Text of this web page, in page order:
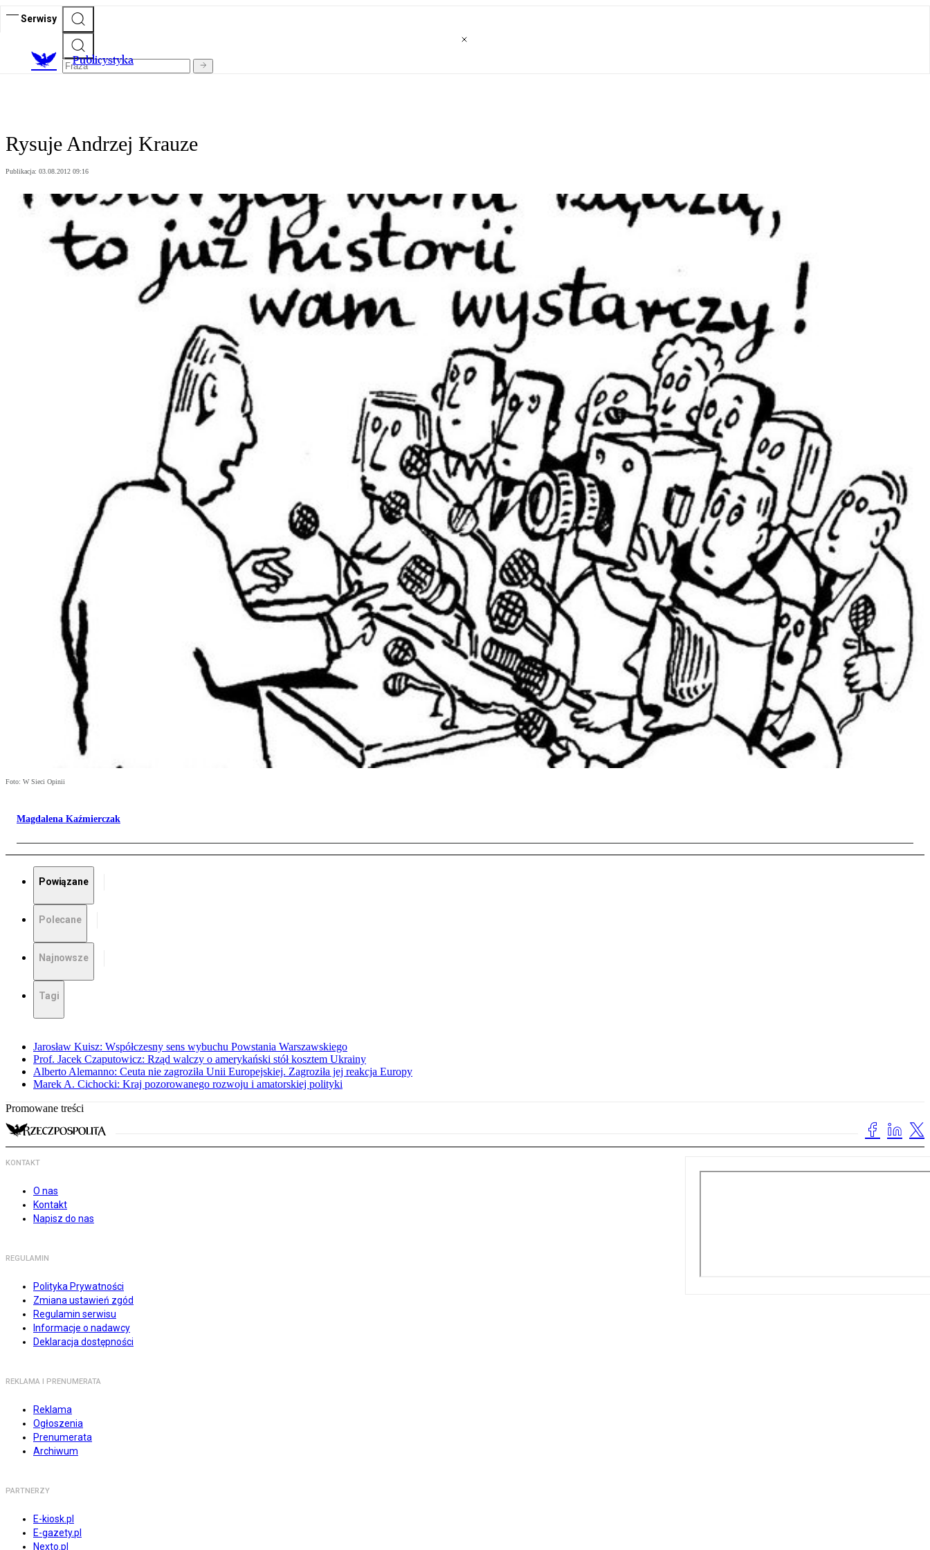
Serwisy
Publicystyka
Rysuje Andrzej Krauze
Publikacja: 03.08.2012 09:16
Foto: W Sieci Opinii
Magdalena Kaźmierczak
Powiązane
Polecane
Najnowsze
Tagi
Jarosław Kuisz: Współczesny sens wybuchu Powstania Warszawskiego
Prof. Jacek Czaputowicz: Rząd walczy o amerykański stół kosztem Ukrainy
Alberto Alemanno: Ceuta nie zagroziła Unii Europejskiej. Zagroziła jej reakcja Europy
Marek A. Cichocki: Kraj pozorowanego rozwoju i amatorskiej polityki
Promowane treści
KONTAKT
O nas
Kontakt
Napisz do nas
REGULAMIN
Polityka Prywatności
Zmiana ustawień zgód
Regulamin serwisu
Informacje o nadawcy
Deklaracja dostępności
REKLAMA I PRENUMERATA
Reklama
Ogłoszenia
Prenumerata
Archiwum
PARTNERZY
E-kiosk.pl
E-gazety.pl
Nexto.pl